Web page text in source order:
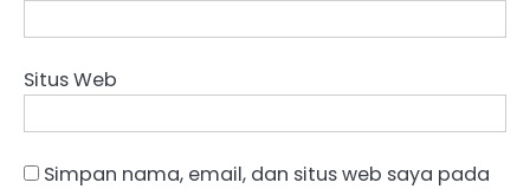
Situs Web
Simpan nama, email, dan situs web saya pada